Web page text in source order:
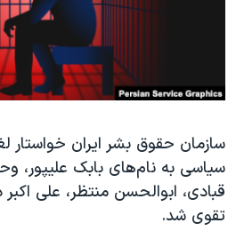
اسرائیل در جنگ
گالری عکس
آرشیو پخش زنده
انتخابات ریاست جمهوری آمریکا ۲۰۲۴
حمله جمهوری اسلامی به اسرائیل
ورزش زنان در ایران
اعتراضات زن، زندگی، آزادی
مجموعه مستندهای دادخواهی
زبانهای مختلف
سیاسی به نام‌های بابک علیپور،
قبادی، ابوالحسن منتظر، علی
تقوی شد.